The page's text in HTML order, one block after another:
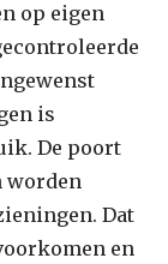
op eigen
is
De poort
worden
Dat
en